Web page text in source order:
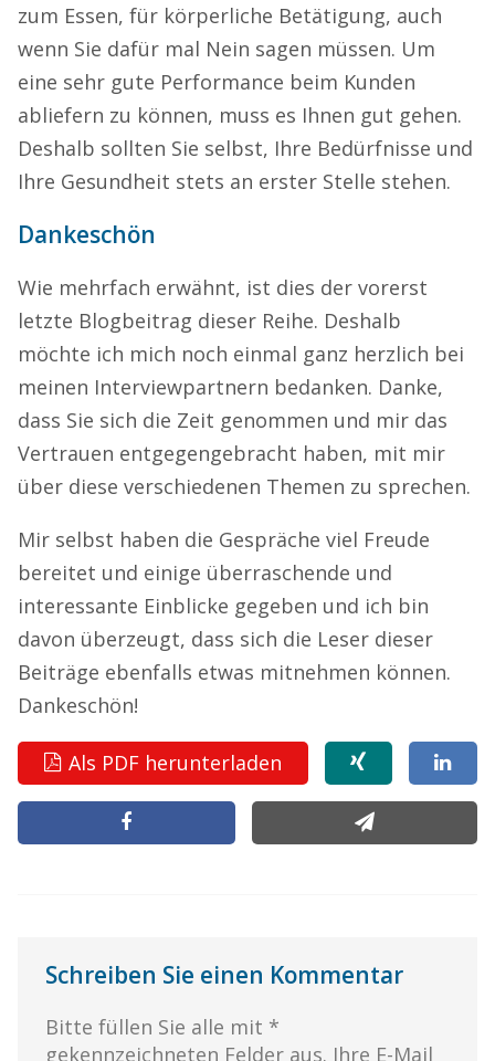
zum Essen, für körperliche Betätigung, auch
wenn Sie dafür mal Nein sagen müssen. Um
eine sehr gute Performance beim Kunden
abliefern zu können, muss es Ihnen gut gehen.
Deshalb sollten Sie selbst, Ihre Bedürfnisse und
Ihre Gesundheit stets an erster Stelle stehen.
Dankeschön
Wie mehrfach erwähnt, ist dies der vorerst
letzte Blogbeitrag dieser Reihe. Deshalb
möchte ich mich noch einmal ganz herzlich bei
meinen Interviewpartnern bedanken. Danke,
dass Sie sich die Zeit genommen und mir das
Vertrauen entgegengebracht haben, mit mir
über diese verschiedenen Themen zu sprechen.
Mir selbst haben die Gespräche viel Freude
bereitet und einige überraschende und
interessante Einblicke gegeben und ich bin
davon überzeugt, dass sich die Leser dieser
Beiträge ebenfalls etwas mitnehmen können.
Dankeschön!
Als PDF herunterladen
Schreiben Sie einen Kommentar
Bitte füllen Sie alle mit *
gekennzeichneten Felder aus. Ihre E-Mail